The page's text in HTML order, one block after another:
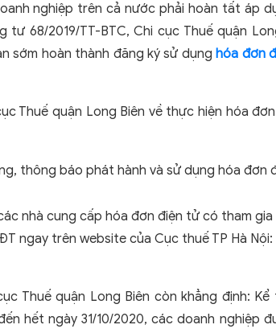
nghiệp trên cả nước phải hoàn tất áp
68/2019/TT-BTC, Chi cục Thuế quận
sớm hoàn thành đăng ký sử dụnghóa đơn
Thuế quận Long Biên về thực hiện hóa
thông báo phát hành và sử dụng hóa đơn
nhà cung cấp hóa đơn điện tử có tham gia
ngay trên website của Cục thuế TP Hà Nội:
Thuế quận Long Biên còn khẳng định:
hết ngày 31/10/2020, các doanh nghiệp